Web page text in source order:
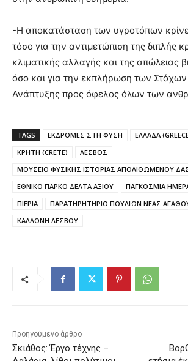
-Η αποκατάσταση των υγροτόπων
τόσο για την αντιμετώπιση της διπλής
κλιματικής αλλαγής και της απώλειας
όσο και για την εκπλήρωση των Στόχων
Ανάπτυξης προς όφελος όλων των
TAGS ΕΚΔΡΟΜΕΣ ΣΤΗ ΦΥΣΗ
ΕΛΛΑΔΑ
ΚΡΗΤΗ (CRETE)
ΛΕΣΒΟΣ
ΜΟΥΣΕΙΟ ΦΥΣΙΚΗΣ ΙΣΤΟΡΙΑΣ ΑΠΟΛΙΘΩΜΕΝΟΥ
ΕΘΝΙΚΟ ΠΑΡΚΟ ΔΕΛΤΑ ΑΞΙΟΥ
ΠΑΓΚΟΣΜΙΑ
ΠΙΕΡΙΑ
ΠΑΡΑΤΗΡΗΤΗΡΙΟ ΠΟΥΛΙΩΝ ΝΕΑΣ
ΚΑΛΛΟΝΗ ΛΕΣΒΟΥ
Προηγούμενο άρθρο
Σκιάθος: Έργο τέχνης –